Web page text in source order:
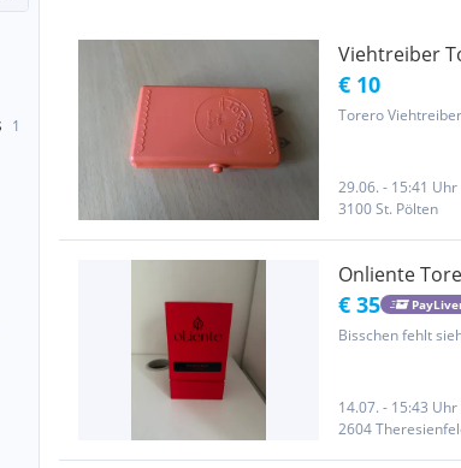
1
Viehtreiber
€ 10
Torero
29.06. - 15:41 Uhr
3100 St. Pölten
Onliente
€ 35
Bisschen fehlt
14.07. - 15:43 Uhr
2604